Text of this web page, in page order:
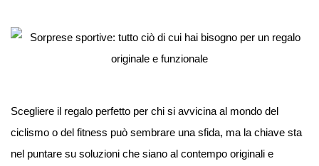
Scegliere il regalo perfetto per chi si avvicina al mondo del
ciclismo o del fitness può sembrare una sfida, ma la chiave sta
nel puntare su soluzioni che siano al contempo originali e